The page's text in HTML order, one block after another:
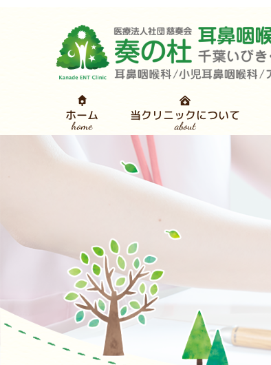
ホーム
home
当クリニックについて
about
ごあいさつ
医師・スタッフ紹介
クリニック紹介
感染対策について